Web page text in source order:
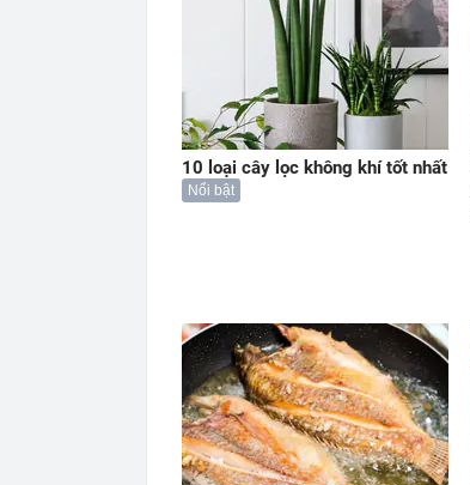
10 loại cây lọc không khí tốt nhất
Nổi bật